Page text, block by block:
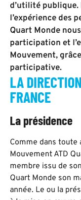
d’utilité
l’expérience des
Quart Monde
participation et
Mouvement,
participative.
LA
FRANCE
La présidence
Comme dans toute
Mouvement ATD
membre issu de
Quart Monde son
année. Le ou la